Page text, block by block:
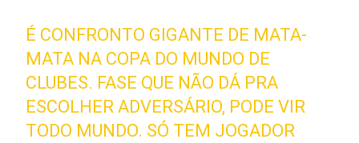
É CONFRONTO GIGANTE DE MATA-
MATA NA COPA DO MUNDO DE
CLUBES. FASE QUE NÃO DÁ PRA
ESCOLHER ADVERSÁRIO, PODE VIR
TODO MUNDO. SÓ TEM JOGADOR